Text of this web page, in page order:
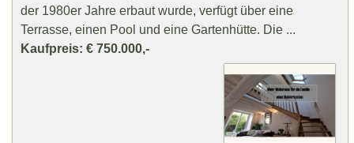
der 1980er Jahre erbaut wurde, verfügt über eine
Terrasse, einen Pool und eine Gartenhütte. Die ...
Kaufpreis: € 750.000,-